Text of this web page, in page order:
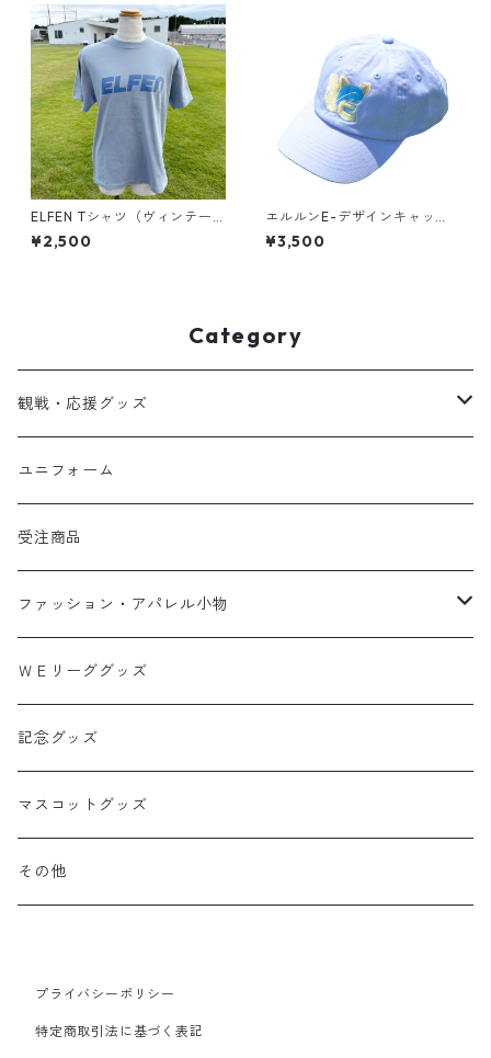
ELFEN Tシャツ（ヴィンテー
ジ風）アシッドブルー
¥2,500
エルルンE-デザインキャッ
プ
¥3,500
Category
観戦・応援グッズ
タオルマフラー
選手グッズ
カー用品
ユニフォーム
受注商品
ファッション・アパレル小物
バック
Tシャツ・ポロシャツ
ライフスタイル
ＷＥリーググッズ
記念グッズ
マスコットグッズ
その他
プライバシーポリシー
特定商取引法に基づく表記